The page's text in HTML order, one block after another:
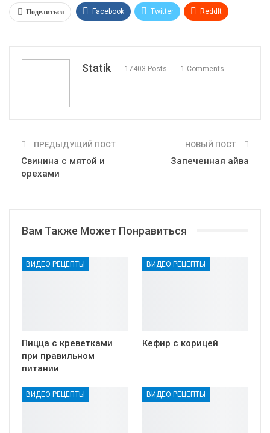
Поделиться Facebook Twitter ReddIt
Statik 17403 Posts 1 Comments
ПРЕДЫДУЩИЙ ПОСТ
Свинина с мятой и
орехами
НОВЫЙ ПОСТ
Запеченная айва
Вам Также Может Понравиться
ВИДЕО РЕЦЕПТЫ
Пицца с креветками
при правильном
питании
ВИДЕО РЕЦЕПТЫ
Кефир с корицей
ВИДЕО РЕЦЕПТЫ ВИДЕО РЕЦЕПТЫ